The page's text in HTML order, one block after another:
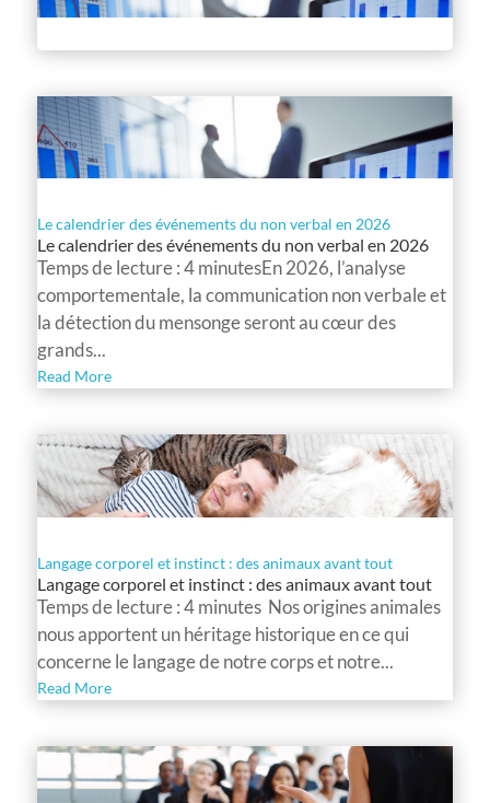
Le calendrier des événements du non verbal en 2026
Le calendrier des événements du non verbal en 2026
Temps de lecture : 4 minutesEn 2026, l’analyse
comportementale, la communication non verbale et
la détection du mensonge seront au cœur des
grands...
Read More
Langage corporel et instinct : des animaux avant tout
Langage corporel et instinct : des animaux avant tout
Temps de lecture : 4 minutes Nos origines animales
nous apportent un héritage historique en ce qui
concerne le langage de notre corps et notre...
Read More